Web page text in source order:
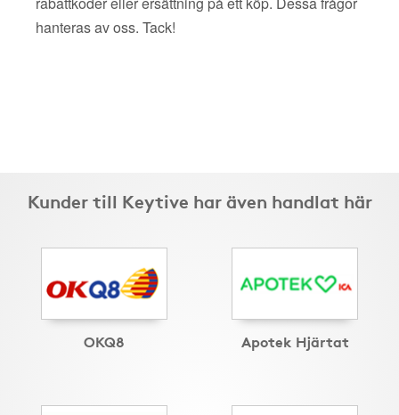
hanteras av oss. Tack!
Kunder till Keytive har även handlat här
OKQ8 Apotek Hjärtat